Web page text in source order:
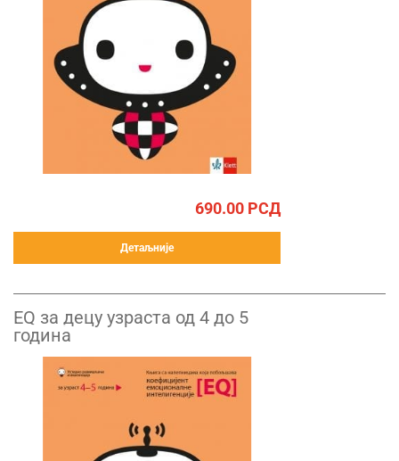
690.00 РСД
Детаљније
ЕQ за децу узраста од 4 до 5
година